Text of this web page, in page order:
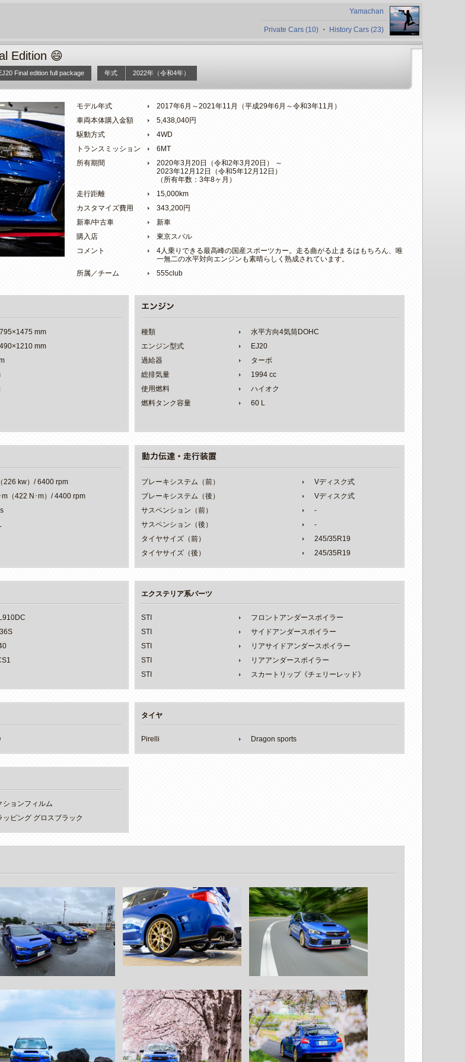
Yamachan
Private Cars (10) ・ History Cars (23)
Edition 😄
Final edition full package 年式 2022年（令和4年）
モデル年式
2017年6月～2021年11月（平成29年6月～令和3年11月）
車両本体購入金額
5,438,040円
駆動方式
4WD
トランスミッション
6MT
所有期間
2020年3月20日（令和2年3月20日） ～
2023年12月12日（令和5年12月12日）
（所有年数：3年8ヶ月）
走行距離
15,000km
カスタマイズ費用
343,200円
新車/中古車
新車
購入店
東京スバル
コメント
4人乗りできる最高峰の国産スポーツカー。走る曲がる止まるはもちろん、唯
一無二の水平対向エンジンも素晴らしく熟成されています。
所属／チーム
555club
mm
mm
226 kw）/ 6400 rpm
m（422 N･m）/ 4400 rpm
種類
水平方向4気筒DOHC
エンジン型式
EJ20
過給器
ターボ
総排気量
1994 cc
使用燃料
ハイオク
燃料タンク容量
60 L
ブレーキシステム（前）
Vディスク式
ブレーキシステム（後）
Vディスク式
サスペンション（前）
-
サスペンション（後）
-
タイヤサイズ（前）
245/35R19
タイヤサイズ（後）
245/35R19
エクステリア系パーツ
STI
フロントアンダースポイラー
STI
サイドアンダースポイラー
STI
リアサイドアンダースポイラー
STI
リアアンダースポイラー
STI
スカートリップ《チェリーレッド》
タイヤ
Pirelli Dragon sports
ションフィルム
ッピング グロスブラック